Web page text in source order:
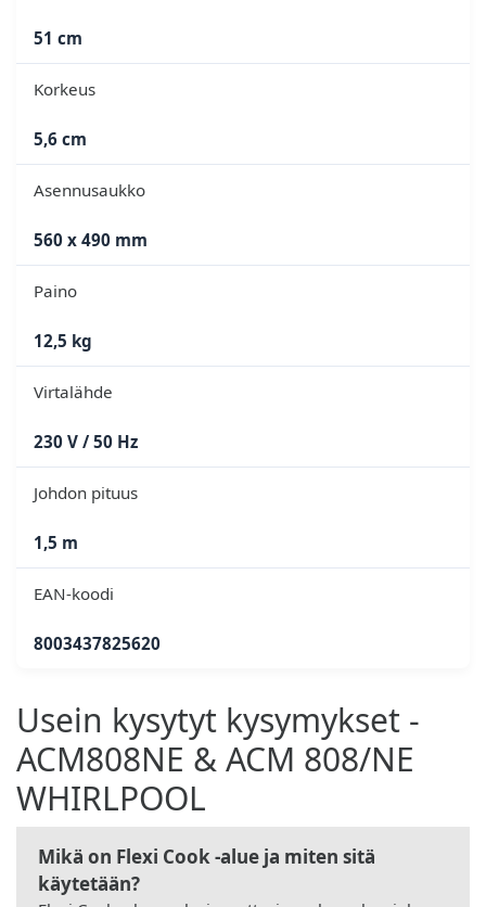
51 cm
Korkeus
5,6 cm
Asennusaukko
560 x 490 mm
Paino
12,5 kg
Virtalähde
230 V / 50 Hz
Johdon pituus
1,5 m
EAN-koodi
8003437825620
Usein kysytyt kysymykset -
ACM808NE & ACM 808/NE
WHIRLPOOL
Mikä on Flexi Cook -alue ja miten sitä
käytetään?